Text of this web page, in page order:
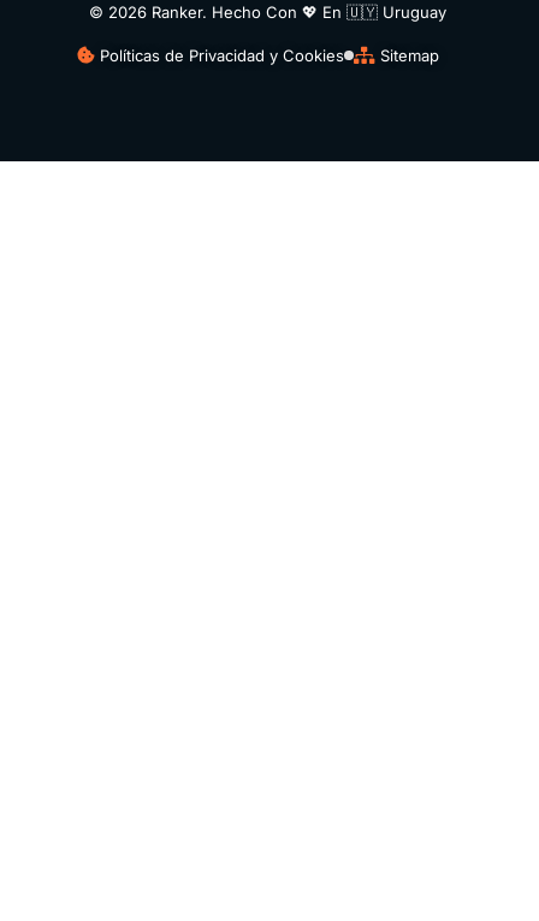
© 2026 Ranker. Hecho Con 💖 En 🇺🇾​ Uruguay
Políticas de Privacidad y Cookies Sitemap